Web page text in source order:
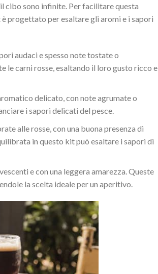
cibo sono infinite. Per facilitare questa
progettato per esaltare gli aromi e i sapori
audaci e spesso note tostate o
carni rosse, esaltando il loro gusto ricco e
delicato, con note agrumate o
i sapori delicati del pesce.
alle rosse, con una buona presenza di
in questo kit può esaltare i sapori di
e con una leggera amarezza. Queste
la scelta ideale per un aperitivo.